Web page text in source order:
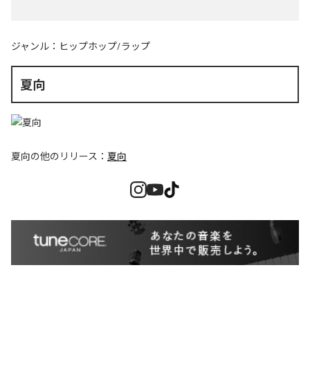
ジャンル： ヒップホップ/ラップ
夏向
夏向の他のリリース： 夏向